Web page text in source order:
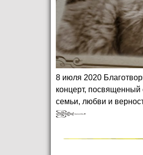
8 июля 2020
концерт,
семьи, любви и